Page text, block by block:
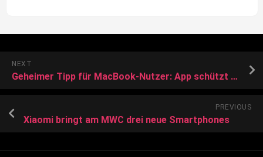
NEXT
Geheimer Tipp für MacBook-Nutzer: App schützt Apple-Notebook vor Verschleiß
PREVIOUS
Xiaomi bringt am MWC drei neue Smartphones